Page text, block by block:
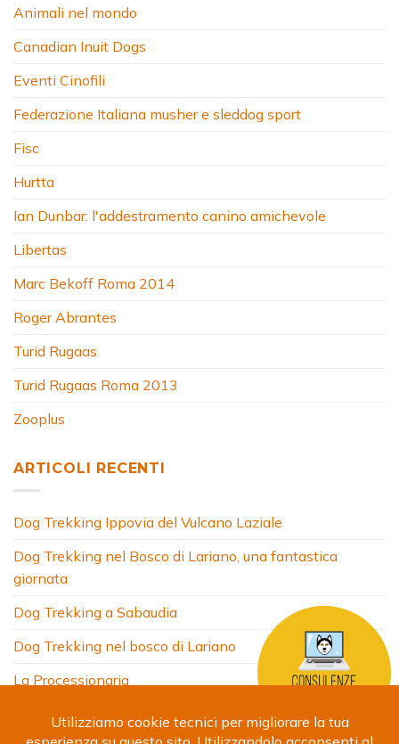
Animali nel mondo
Canadian Inuit Dogs
Eventi Cinofili
Federazione Italiana musher e sleddog sport
Fisc
Hurtta
Ian Dunbar: l'addestramento canino amichevole
Libertas
Marc Bekoff Roma 2014
Roger Abrantes
Turid Rugaas
Turid Rugaas Roma 2013
Zooplus
ARTICOLI RECENTI
Dog Trekking Ippovia del Vulcano Laziale
Dog Trekking nel Bosco di Lariano, una fantastica
giornata
Dog Trekking a Sabaudia
Dog Trekking nel bosco di Lariano
La Processionaria